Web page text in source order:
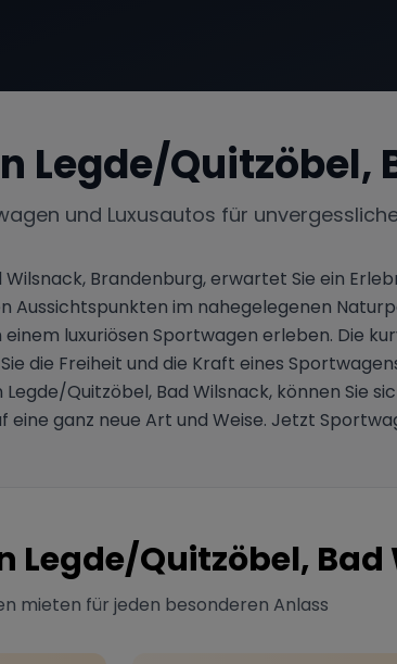
Legde/Quitzöbel,
und Luxusautos für
Brandenburg, erwartet Sie ein
Aussichtspunkten im nahegelegenen
luxuriösen Sportwagen erleben. Die
die Freiheit und die Kraft eines
Quitzöbel, Bad Wilsnack, können Sie
ganz neue Art und Weise. Jetzt
Legde/Quitzöbel,
mieten für jeden besonderen Anlass